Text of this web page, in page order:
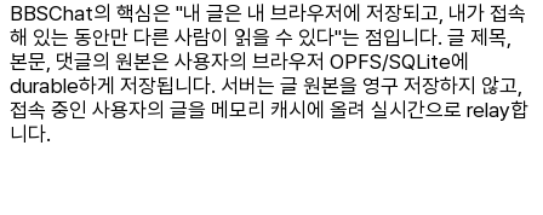
BBSChat의 핵심은 "내 글은 내 브라우저에 저장되고, 내가 접속
해 있는 동안만 다른 사람이 읽을 수 있다"는 점입니다. 글 제목,
본문, 댓글의 원본은 사용자의 브라우저 OPFS/SQLite에
durable하게 저장됩니다. 서버는 글 원본을 영구 저장하지 않고,
접속 중인 사용자의 글을 메모리 캐시에 올려 실시간으로 relay합
니다.